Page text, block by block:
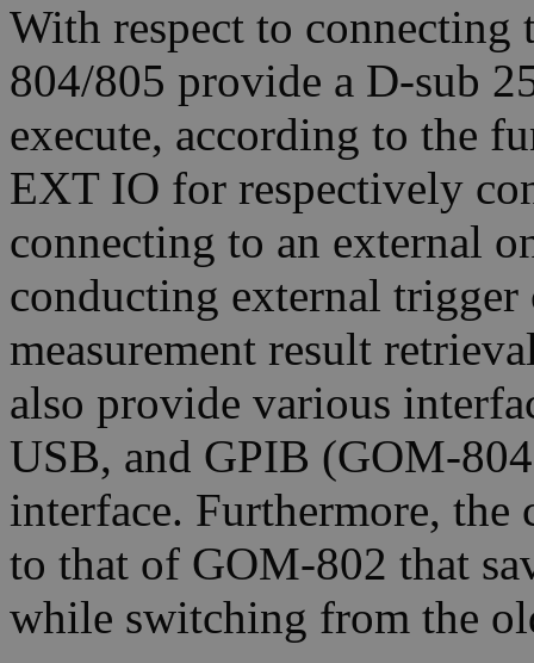
With respect to
804/805 provide a D-sub
execute, according to the
EXT IO for respectively
connecting to an external
conducting external
measurement result
also provide various
USB, and GPIB (GOM-
interface. Furthermore, the
to that of GOM-802 that
while switching from the